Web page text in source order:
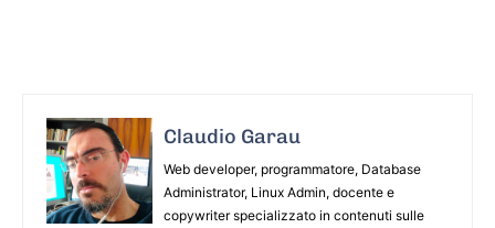
Claudio Garau
Web developer, programmatore, Database
Administrator, Linux Admin, docente e
copywriter specializzato in contenuti sulle